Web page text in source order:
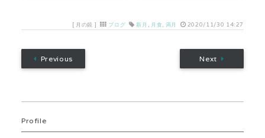
[ 月の鏡 ] ブログ 新月 , 月食, 満月 2020/11/30 14:27
Previous Next
Profile